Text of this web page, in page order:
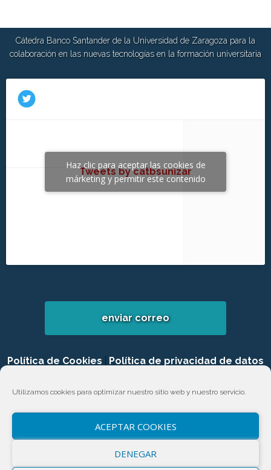
Utilizamos cookies para optimizar nuestro sitio web y nuestro servicio.
ACEPTAR COOKIES
DENEGAR
Cátedra Banco Santander de la Universidad de Zaragoza para la
colaboración en las nuevas tecnologías en la formación universitaria
Tweets by catbsunizar
Haz clic para aceptar las cookies de
márketing y permitir este contenido
enviar correo
Política de Cookies
Política de privacidad de datos